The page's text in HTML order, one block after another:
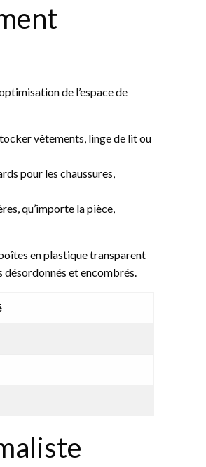
de l’espace de
vêtements, linge de lit ou
pour les chaussures,
qu’importe la pièce,
en plastique transparent
et encombrés.